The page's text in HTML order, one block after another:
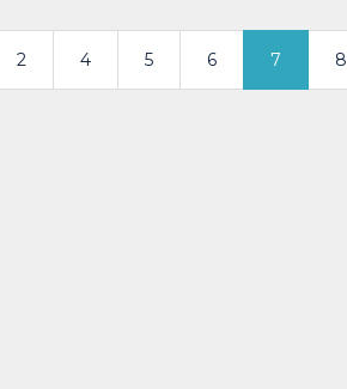
2 4 5 6 7 8